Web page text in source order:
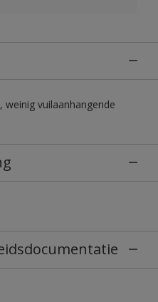
vuilaanhangende